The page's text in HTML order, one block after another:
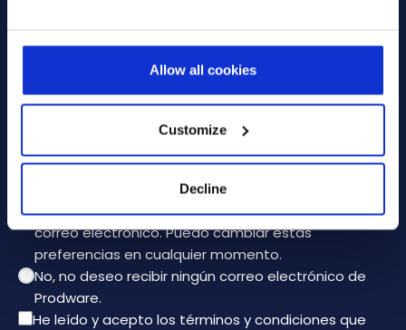
Allow all cookies
Customize
Decline
* Seleccione una de estas opciones:
Sí, deseo recibir información sobre los productos,
actualidades y eventos que me interesan por
correo electrónico. Puedo cambiar estas
preferencias en cualquier momento.
No, no deseo recibir ningún correo electrónico de
Prodware.
He leído y acepto los términos y condiciones que